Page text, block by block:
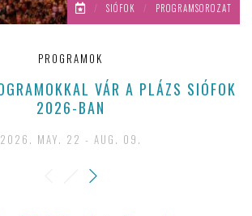
/ SIÓFOK / PROGRAMSOROZAT
PROGRAMOK
VÁR A PLÁZS SIÓFOK
2026-BAN
2026. MAY. 22 - AUG. 09.